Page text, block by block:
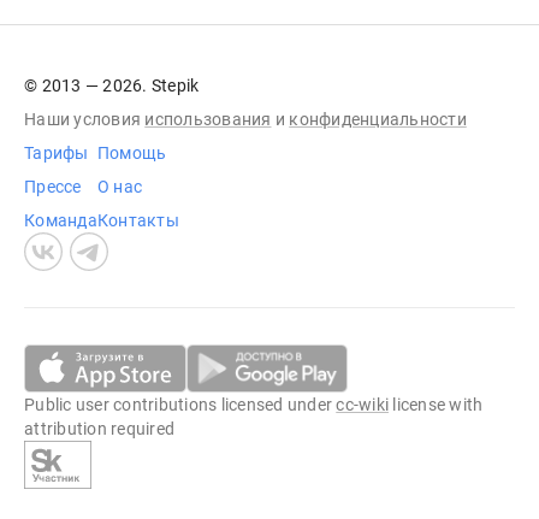
© 2013 — 2026. Stepik
Наши условия использования и конфиденциальности
Тарифы
Прессе
Команда
Помощь
О нас
Контакты
Public user contributions licensed undercc-wiki license with
attribution required